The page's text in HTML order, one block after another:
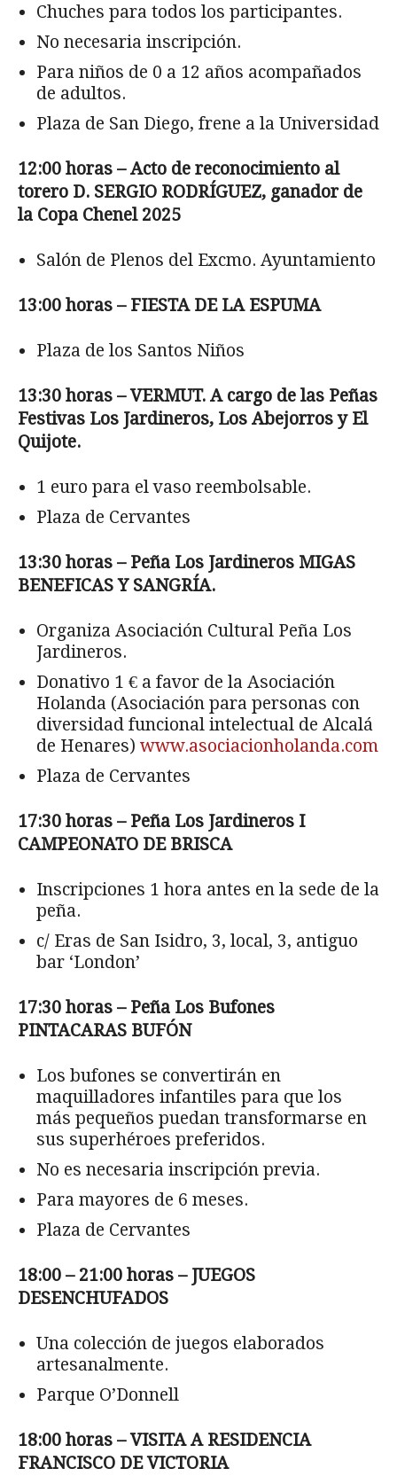
Chuches para todos los participantes.
No necesaria inscripción.
Para niños de 0 a 12 años acompañados
de adultos.
Plaza de San Diego, frene a la Universidad
12:00 horas – Acto de reconocimiento al
torero D. SERGIO RODRÍGUEZ, ganador de
la Copa Chenel 2025
Salón de Plenos del Excmo. Ayuntamiento
13:00 horas – FIESTA DE LA ESPUMA
Plaza de los Santos Niños
13:30 horas – VERMUT. A cargo de las Peñas
Festivas Los Jardineros, Los Abejorros y El
Quijote.
1 euro para el vaso reembolsable.
Plaza de Cervantes
13:30 horas – Peña Los Jardineros MIGAS
BENEFICAS Y SANGRÍA.
Organiza Asociación Cultural Peña Los
Jardineros.
Donativo 1 € a favor de la Asociación
Holanda (Asociación para personas con
diversidad funcional intelectual de Alcalá
de Henares) www.asociacionholanda.com
Plaza de Cervantes
17:30 horas – Peña Los Jardineros I
CAMPEONATO DE BRISCA
Inscripciones 1 hora antes en la sede de la
peña.
c/ Eras de San Isidro, 3, local, 3, antiguo
bar ‘London’
17:30 horas – Peña Los Bufones
PINTACARAS BUFÓN
Los bufones se convertirán en
maquilladores infantiles para que los
más pequeños puedan transformarse en
sus superhéroes preferidos.
No es necesaria inscripción previa.
Para mayores de 6 meses.
Plaza de Cervantes
18:00 – 21:00 horas – JUEGOS
DESENCHUFADOS
Una colección de juegos elaborados
artesanalmente.
Parque O’Donnell
18:00 horas – VISITA A RESIDENCIA
FRANCISCO DE VICTORIA